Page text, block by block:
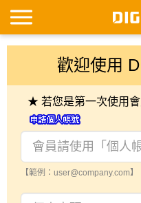
歡迎使用
★ 若您是第一次使用
【範例：user@company.com】